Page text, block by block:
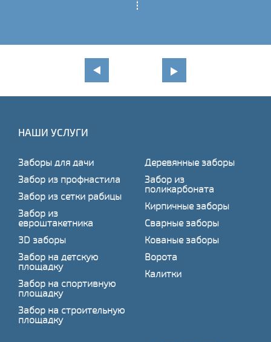
НАШИ УСЛУГИ
Заборы для дачи
Забор из профнастила
Забор из сетки рабицы
Забор из
евроштакетника
3D заборы
Забор на детскую
площадку
Забор на спортивную
площадку
Забор на строительную
площадку
Деревянные заборы
Забор из
поликарбоната
Кирпичные заборы
Сварные заборы
Кованые заборы
Ворота
Калитки